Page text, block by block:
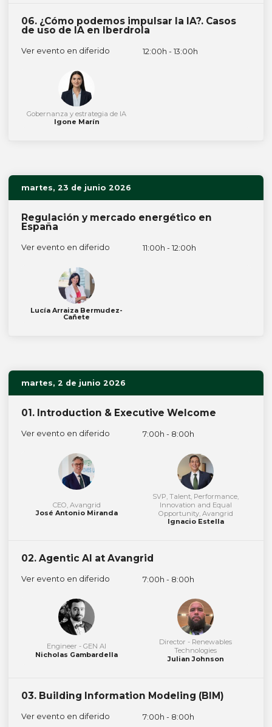
06. ¿Cómo podemos impulsar la IA?. Casos
de uso de IA en Iberdrola
Ver evento en diferido 12:00h - 13:00h
Gobernanza y estrategia de IA
Igone Marín
martes, 23 de junio 2026
Regulación y mercado energético en
España
Ver evento en diferido 11:00h - 12:00h
Lucía Arraiza Bermudez-
Cañete
martes, 2 de junio 2026
01. Introduction & Executive Welcome
Ver evento en diferido 7:00h - 8:00h
CEO, Avangrid
José Antonio Miranda
SVP, Talent, Performance,
Innovation and Equal
Opportunity, Avangrid
Ignacio Estella
02. Agentic AI at Avangrid
Ver evento en diferido 7:00h - 8:00h
Engineer - GEN AI
Nicholas Gambardella
Director - Renewables
Technologies
Julian Johnson
03. Building Information Modeling (BIM)
Ver evento en diferido 7:00h - 8:00h